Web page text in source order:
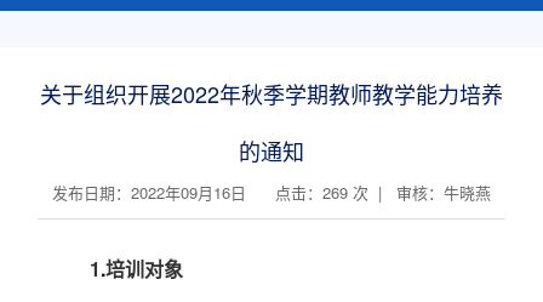
关于组织开展2022年秋季学期教师教学能力培养
的通知
发布日期：2022年09月16日 点击： 269 次 | 审核：牛晓燕
1.培训对象